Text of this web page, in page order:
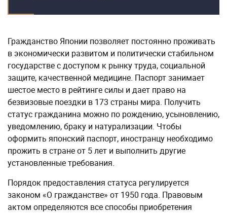
Гражданство Японии позволяет постоянно проживать
в экономически развитом и политически стабильном
государстве с доступом к рынку труда, социальной
защите, качественной медицине. Паспорт занимает
шестое место в рейтинге силы и дает право на
безвизовые поездки в 173 страны мира. Получить
статус гражданина можно по рождению, усыновлению,
уведомлению, браку и натурализации. Чтобы
оформить японский паспорт, иностранцу необходимо
прожить в стране от 5 лет и выполнить другие
установленные требования.
Порядок предоставления статуса регулируется
законом «О гражданстве» от 1950 года. Правовым
актом определяются все способы приобретения